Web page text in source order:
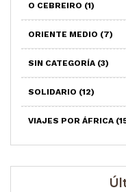
O CEBREIRO (1)
ORIENTE MEDIO (7)
SIN CATEGORÍA (3)
SOLIDARIO (12)
VIAJES POR ÁFRICA